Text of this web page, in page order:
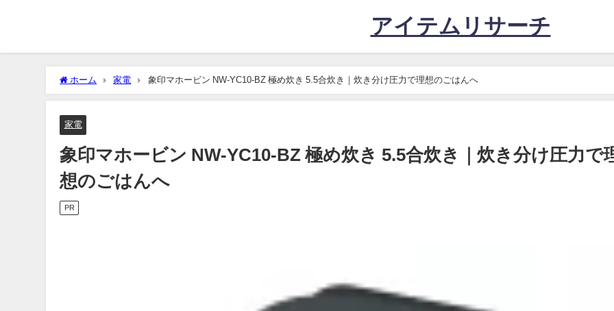
アイテムリサーチ
ホーム 家電 象印マホービン NW-YC10-BZ 極め炊き 5.5合炊き｜炊き分け圧力で理想のごはんへ
家電
象印マホービン NW-YC10-BZ 極め炊き 5.5合炊き｜炊き分け圧力で
想のごはんへ
PR